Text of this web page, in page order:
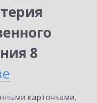
8
карточками,